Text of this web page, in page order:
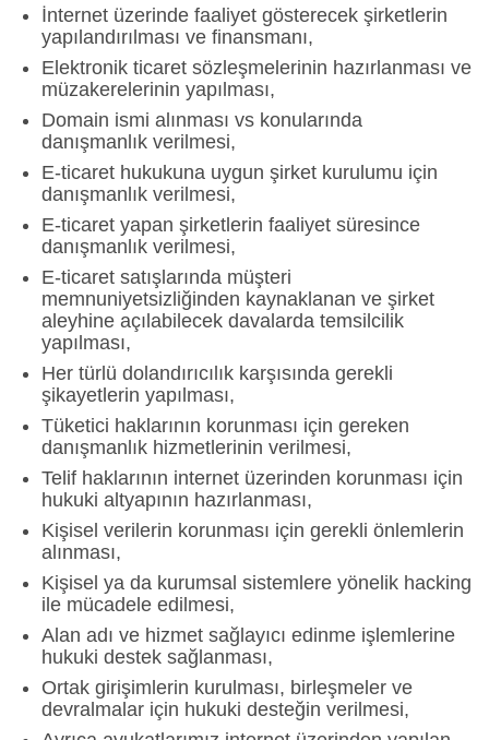
İnternet üzerinde faaliyet gösterecek şirketlerin
yapılandırılması ve finansmanı,
Elektronik ticaret sözleşmelerinin hazırlanması ve
müzakerelerinin yapılması,
Domain ismi alınması vs konularında
danışmanlık verilmesi,
E-ticaret hukukuna uygun şirket kurulumu için
danışmanlık verilmesi,
E-ticaret yapan şirketlerin faaliyet süresince
danışmanlık verilmesi,
E-ticaret satışlarında müşteri
memnuniyetsizliğinden kaynaklanan ve şirket
aleyhine açılabilecek davalarda temsilcilik
yapılması,
Her türlü dolandırıcılık karşısında gerekli
şikayetlerin yapılması,
Tüketici haklarının korunması için gereken
danışmanlık hizmetlerinin verilmesi,
Telif haklarının internet üzerinden korunması için
hukuki altyapının hazırlanması,
Kişisel verilerin korunması için gerekli önlemlerin
alınması,
Kişisel ya da kurumsal sistemlere yönelik hacking
ile mücadele edilmesi,
Alan adı ve hizmet sağlayıcı edinme işlemlerine
hukuki destek sağlanması,
Ortak girişimlerin kurulması, birleşmeler ve
devralmalar için hukuki desteğin verilmesi,